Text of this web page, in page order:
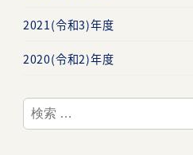
2021(令和3)年度
2020(令和2)年度
検
索